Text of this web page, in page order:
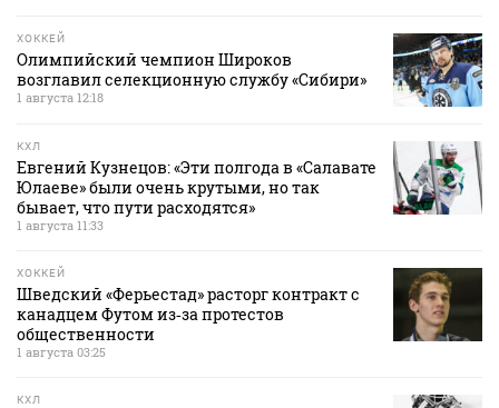
ХОККЕЙ
Олимпийский чемпион Широков
возглавил селекционную службу «Сибири»
1 августа 12:18
КХЛ
Евгений Кузнецов: «Эти полгода в «Салавате
Юлаеве» были очень крутыми, но так
бывает, что пути расходятся»
1 августа 11:33
ХОККЕЙ
Шведский «Ферьестад» расторг контракт с
канадцем Футом из‑за протестов
общественности
1 августа 03:25
КХЛ